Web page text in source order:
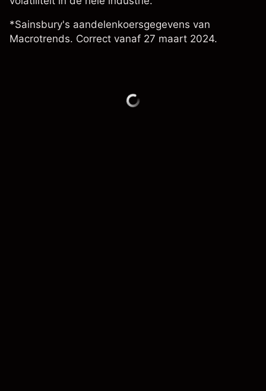
*Sainsbury's aandelenkoersgegevens van
Macrotrends. Correct vanaf 27 maart 2024.